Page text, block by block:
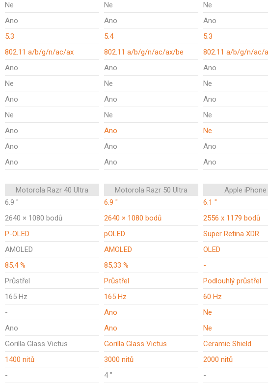
Ne Ne
Ne
Ano Ano
Ano
5.3 5.4
5.3
802.11 a/b/g/n/ac/ax 802.11 a/b/g/n/ac/ax/be
802.11 a/b/g/n/ac/
Ano Ano
Ano
Ne Ne
Ne
Ano Ano
Ano
Ne Ne
Ne
Ano Ano
Ne
Ano Ano
Ano
Ano Ano Ano
Motorola Razr 40 Ultra Motorola Razr 50 Ultra
Apple
6.9 " 6.9 "
6.1 "
2640 × 1080 bodů 2640 × 1080 bodů
2556 x 1179 bodů
P-OLED pOLED
Super Retina XDR
AMOLED AMOLED
OLED
85,4 % 85,33 %
-
Průstřel Průstřel
Podlouhlý průstřel
165 Hz 165 Hz
60 Hz
- Ano
Ne
Ano Ano
Ne
Gorilla Glass Victus Gorilla Glass Victus
Ceramic Shield
1400 nitů 3000 nitů
2000 nitů
- 4 "
-